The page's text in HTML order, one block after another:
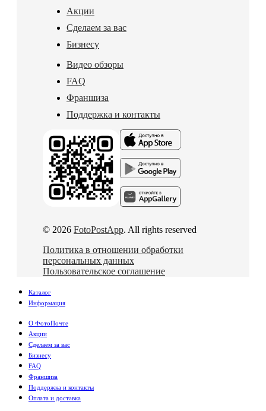
Акции
Сделаем за вас
Бизнесу
Видео обзоры
FAQ
Франшиза
Поддержка и контакты
© 2026 FotoPostApp. All rights reserved
Политика в отношении обработки
персональных данных
Пользовательское соглашение
Каталог
Информация
О ФотоПочте
Акции
Сделаем за вас
Бизнесу
FAQ
Франшиза
Поддержка и контакты
Оплата и доставка